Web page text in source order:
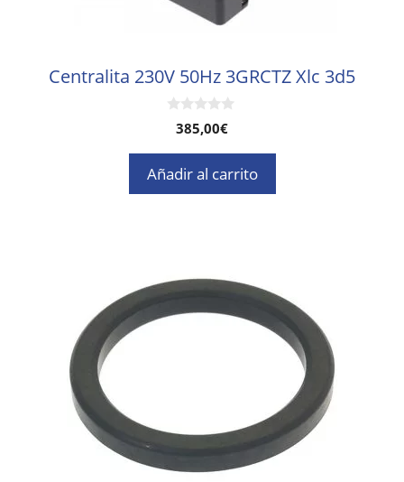
Centralita 230V 50Hz 3GRCTZ Xlc 3d5
385,00€
Añadir al carrito